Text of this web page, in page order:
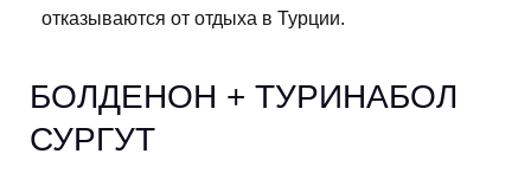
отказываются от отдыха в Турции.
БОЛДЕНОН + ТУРИНАБОЛ
СУРГУТ